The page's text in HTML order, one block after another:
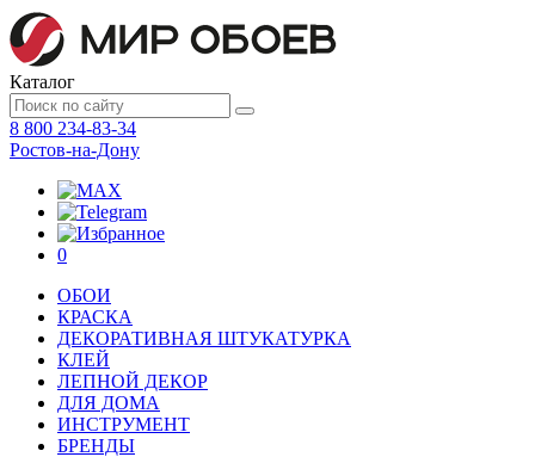
Каталог
8 800 234-83-34
Ростов-на-Дону
0
ОБОИ
КРАСКА
ДЕКОРАТИВНАЯ ШТУКАТУРКА
КЛЕЙ
ЛЕПНОЙ ДЕКОР
ДЛЯ ДОМА
ИНСТРУМЕНТ
БРЕНДЫ